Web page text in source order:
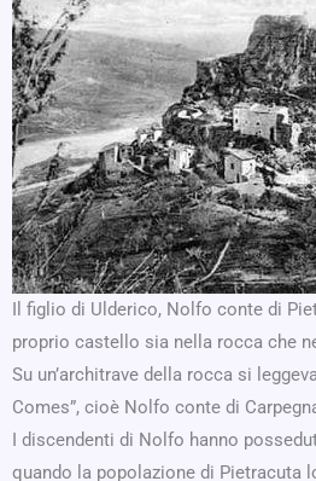
Il figlio di Ulderico, Nolfo conte di
proprio castello sia nella rocca che
Su un’architrave della rocca si
Comes”, cioè Nolfo conte di
I discendenti di Nolfo hanno
quando la popolazione di Pietracuta